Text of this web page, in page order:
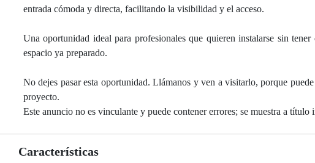
entrada cómoda y directa, facilitando la visibilidad y el acceso.
Una oportunidad ideal para profesionales que quieren instalarse sin
espacio ya preparado.
No dejes pasar esta oportunidad. Llámanos y ven a visitarlo, porque
proyecto.
Este anuncio no es vinculante y puede contener errores; se muestra a
Características